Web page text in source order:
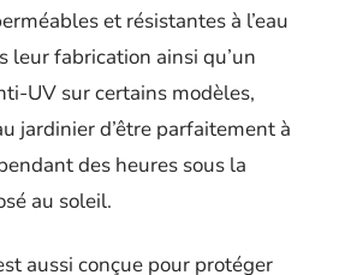
et résistantes à l’eau
leur fabrication ainsi qu’un
UV sur certains modèles,
jardinier d’être parfaitement à
des heures sous la
au soleil.
aussi conçue pour protéger